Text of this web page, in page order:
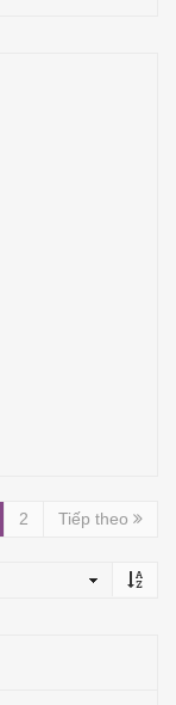
2 Tiếp theo